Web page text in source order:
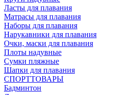
Ласты для плавания
Матрасы для плавания
Наборы для плавания
Нарукавники для плавания
Очки, маски для плавания
Плоты надувные
Сумки пляжные
Шапки для плавания
СПОРТТОВАРЫ
Бадминтон